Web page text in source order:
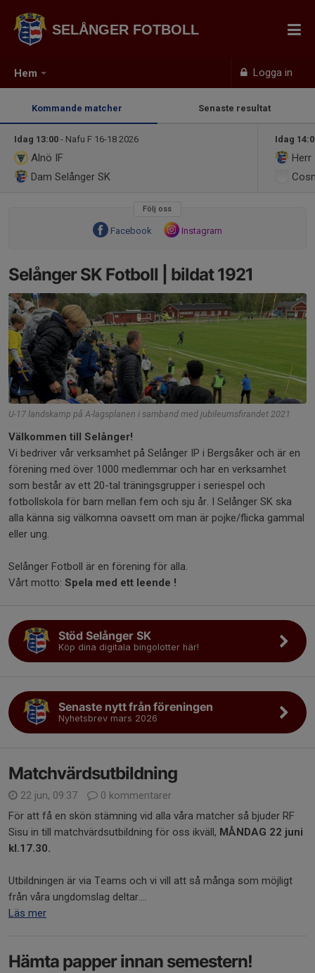
Hem Logga in
SELÅNGER FOTBOLL
Kommande matcher Senaste resultat
Idag 13:00 - Nafu F 16-18 2026
Alnö IF
Dam Selånger SK
Idag
Herr
Följ oss
Facebook Instagram
Selånger SK Fotboll | bildat 1921
U-17 landskamp på A-lagsplanen i samband med jubileumsfirandet 2021
Välkommen till Selånger!
Vi bedriver vår verksamhet på Selånger IP i Bergsåker och är en
förening med över 1000 medlemmar och har en verksamhet
som består av ett 20-tal träningsgrupper i seriespel och
fotbollskola för barn mellan fem och sju år. I Selånger SK ska
alla känna sig välkomna oavsett om man är pojke/flicka gammal
eller ung.
Selånger Fotboll är en förening för alla.
Vårt motto: Spela med ett leende !
Stöd Selånger SK
Köp dina digitala bingolotter här!
Senaste nytt från föreningen
Nyhetsbrev mars 2026
Matchvärdsutbildning
22 jun, 09:37
0 kommentarer
För att få en skön stämning vid alla våra matcher så bjuder RF
Sisu in till matchvärdsutbildning för oss ikväll, MÅNDAG 22 juni
kl.17.30.
Utbildningen är via Teams och vi vill att så många som möjligt
från våra ungdomslag deltar....
Läs mer
Hämta papper innan semestern!